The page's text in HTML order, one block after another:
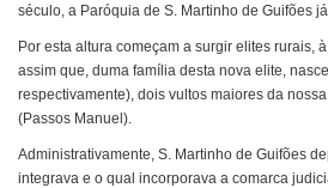
século, a Paróquia de S. Martinho de Guifões
Por esta altura começam a surgir elites rurais,
assim que, duma família desta nova elite,
respectivamente), dois vultos maiores da
(Passos Manuel).
Administrativamente, S. Martinho de Guifões
integrava e o qual incorporava a comarca